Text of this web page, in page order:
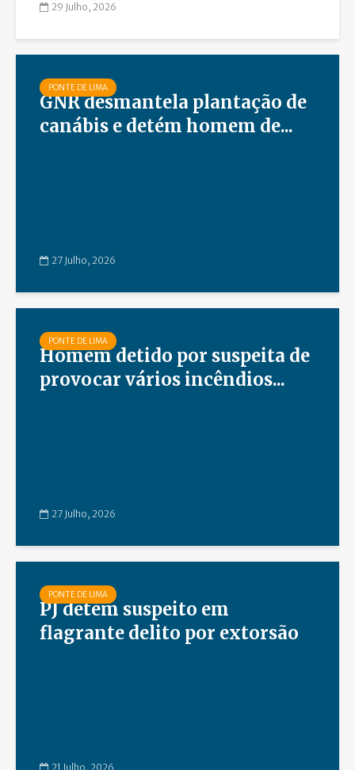
29 Julho, 2026
PONTE DE LIMA
GNR desmantela plantação de
canábis e detém homem de...
27 Julho, 2026
PONTE DE LIMA
Homem detido por suspeita de
provocar vários incêndios...
27 Julho, 2026
PONTE DE LIMA
PJ detém suspeito em
flagrante delito por extorsão
21 Julho, 2026